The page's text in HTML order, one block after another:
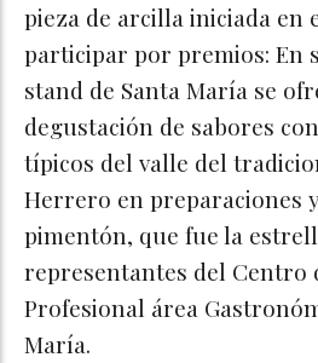
pieza de arcilla iniciada en
participar por premios: En
stand de Santa María se
degustación de sabores
típicos del valle del
Herrero en preparaciones
pimentón, que fue la
representantes del Centro
Profesional área
María.